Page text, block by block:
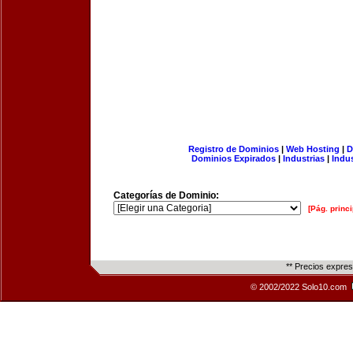
Registro de Dominios| Web Hosting |
Dominios Expirados | Industrias |
Categorías de Dominio:
[Pág.
** Precios
© 2002/2022 Solo10.com